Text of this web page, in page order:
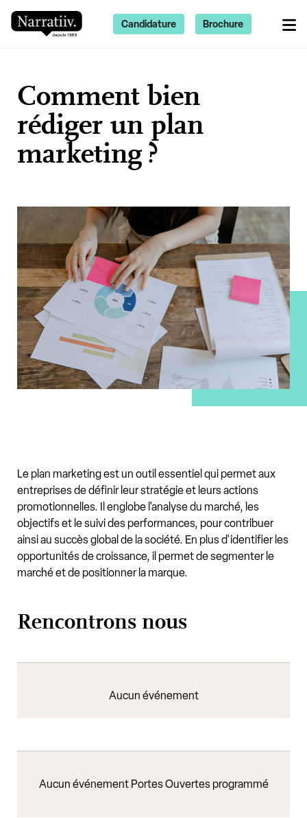
Comment bien
rédiger un plan
marketing ?
Le plan marketing est un outil essentiel qui permet aux
entreprises de définir leur stratégie et leurs actions
promotionnelles. Il englobe l'analyse du marché, les
objectifs et le suivi des performances, pour contribuer
ainsi au succès global de la société. En plus d'identifier les
opportunités de croissance, il permet de segmenter le
marché et de positionner la marque.
Rencontrons nous
Aucun événement
Aucun événement Portes Ouvertes programmé
Candidature Brochure